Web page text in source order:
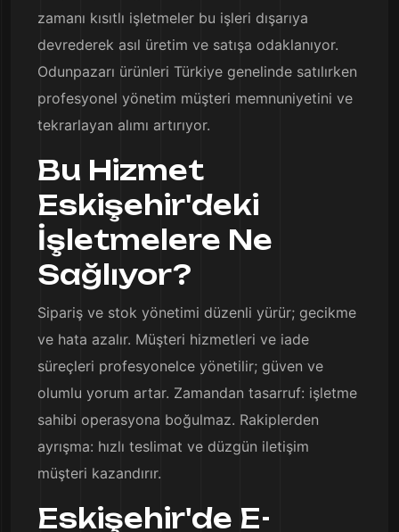
zamanı kısıtlı işletmeler bu işleri dışarıya
devrederek asıl üretim ve satışa odaklanıyor.
Odunpazarı ürünleri Türkiye genelinde satılırken
profesyonel yönetim müşteri memnuniyetini ve
tekrarlayan alımı artırıyor.
Bu Hizmet
Eskişehir'deki
İşletmelere Ne
Sağlıyor?
Sipariş ve stok yönetimi düzenli yürür; gecikme
ve hata azalır. Müşteri hizmetleri ve iade
süreçleri profesyonelce yönetilir; güven ve
olumlu yorum artar. Zamandan tasarruf: işletme
sahibi operasyona boğulmaz. Rakiplerden
ayrışma: hızlı teslimat ve düzgün iletişim
müşteri kazandırır.
Eskişehir'de E-